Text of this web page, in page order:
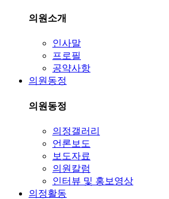
의원소개
인사말
프로필
공약사항
의원동정
의원동정
의정갤러리
언론보도
보도자료
의원칼럼
인터뷰 및 홍보영상
의정활동